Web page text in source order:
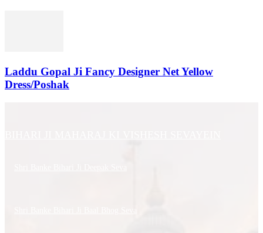
Laddu Gopal Ji Fancy Designer Net Yellow
Dress/Poshak